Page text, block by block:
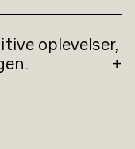
oplevelser,